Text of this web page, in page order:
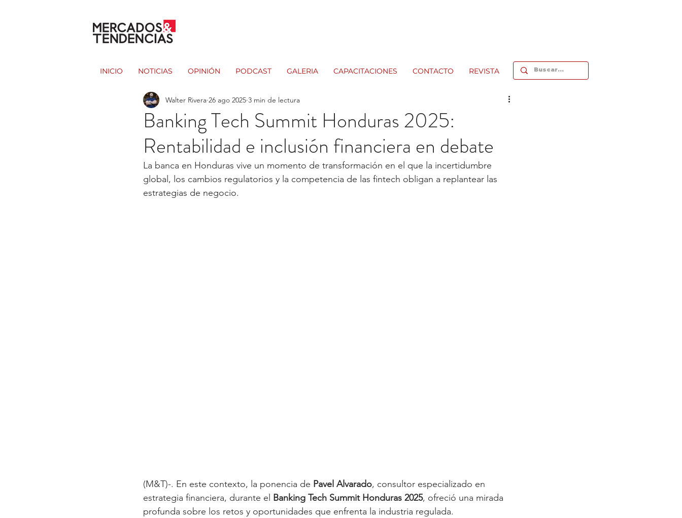
INICIO NOTICIAS OPINIÓN PODCAST GALERIA CAPACITACIONES CONTACTO REVISTA
Banking Tech Summit Honduras 2025:
Rentabilidad e inclusión financiera en debate
Walter Rivera 26 ago 2025 3 min de lectura
La banca en Honduras vive un momento de transformación en el que la incertidumbre
global, los cambios regulatorios y la competencia de las fintech obligan a replantear las
estrategias de negocio.
(M&T)-. En este contexto, la ponencia de Pavel Alvarado, consultor especializado en
estrategia financiera, durante el Banking Tech Summit Honduras 2025, ofreció una mirada
profunda sobre los retos y oportunidades que enfrenta la industria regulada.